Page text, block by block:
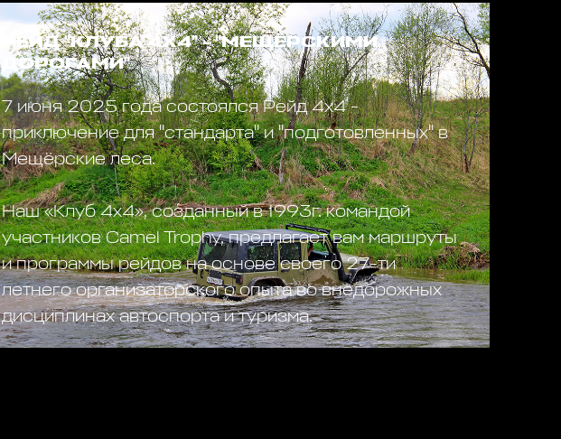
РЕЙД "КЛУБА 4Х4" - "МЕЩЁРСКИМИ
ДОРОГАМИ"
7 июня 2025 года состоялся Рейд 4х4 -
приключение для "стандарта" и "подготовленных" в
Мещёрские леса.
Наш «Клуб 4х4», созданный в 1993г. командой
участников Camel Trophy, предлагает вам маршруты
и программы рейдов на основе своего 27-ти
летнего организаторского опыта во внедорожных
дисциплинах автоспорта и туризма.